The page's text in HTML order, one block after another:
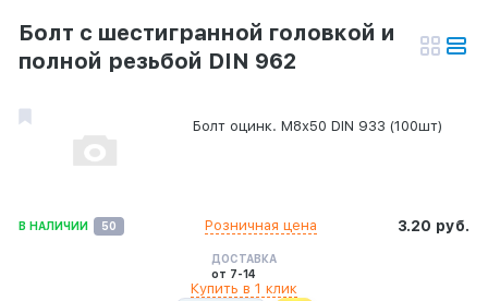
Болт с шестигранной головкой и
полной резьбой DIN 962
Болт оцинк. М8х50 DIN 933 (100шт)
В НАЛИЧИИ 50 3.20 руб.
Розничная цена
ДОСТАВКА
от 7-14
Купить в 1 клик